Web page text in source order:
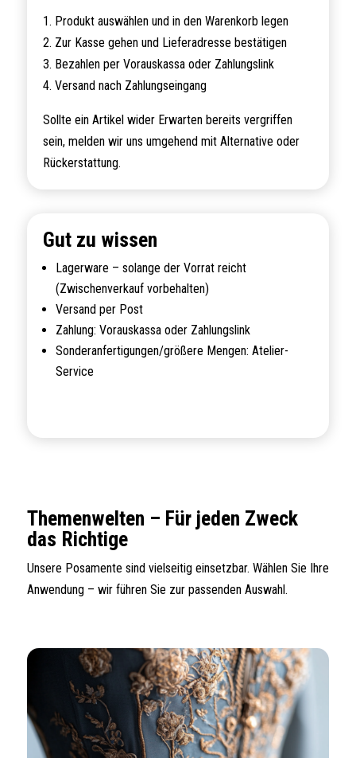
1. Produkt auswählen und in den Warenkorb legen
2. Zur Kasse gehen und Lieferadresse bestätigen
3. Bezahlen per Vorauskassa oder Zahlungslink
4. Versand nach Zahlungseingang
Sollte ein Artikel wider Erwarten bereits vergriffen
sein, melden wir uns umgehend mit Alternative oder
Rückerstattung.
Gut zu wissen
Lagerware – solange der Vorrat reicht
(Zwischenverkauf vorbehalten)
Versand per Post
Zahlung: Vorauskassa oder Zahlungslink
Sonderanfertigungen/größere Mengen: Atelier-
Service
Themenwelten – Für jeden Zweck
das Richtige
Unsere Posamente sind vielseitig einsetzbar. Wählen Sie Ihre
Anwendung – wir führen Sie zur passenden Auswahl.